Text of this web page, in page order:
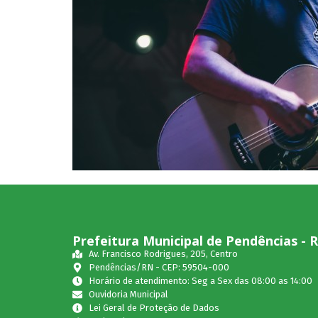
Prefeitura Municipal de Pendências -
Av. Francisco Rodrigues, 205, Centro
Pendências/RN - CEP: 59504-000
Horário de atendimento: Seg a Sex das 08:00 as 14:00
Ouvidoria Municipal
Lei Geral de Proteção de Dados